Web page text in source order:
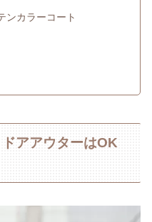
ンカラーコート
アアウターはOK